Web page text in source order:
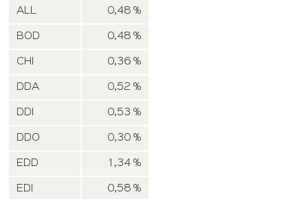
ALL 0,48 %
BOD 0,48 %
CHI 0,36 %
DDA 0,52 %
DDI 0,53 %
DDO 0,30 %
EDD 1,34 %
EDI 0,58 %